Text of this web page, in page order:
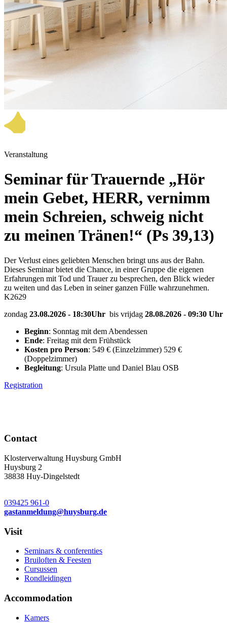
Veranstaltung
Seminar für Trauernde „Hör
mein Gebet, HERR, vernimm
mein Schreien, schweig nicht
zu meinen Tränen!“ (Ps 39,13)
Der Verlust eines geliebten Menschen bringt uns aus der Bahn.
Dieses Seminar bietet die Chance, in einer Gruppe die eigenen
Erfahrungen mit Tod und Trauer zu besprechen, den Blick wieder
zu weiten und das Leben in seiner ganzen Fülle wahrzunehmen.
K2629
zondag 23.08.2026 - 18:30Uhr bis vrijdag 28.08.2026 - 09:30 Uhr
Beginn: Sonntag mit dem Abendessen
Ende: Freitag mit dem Frühstück
Kosten pro Person: 549 € (Einzelzimmer) 529 €
(Doppelzimmer)
Begleitung: Ursula Platte und Daniel Blau OSB
Registration
Contact
Klosterverwaltung Huysburg GmbH
Huysburg 2
38838 Huy-Dingelstedt
039425 961-0
gastanmeldung@huysburg.de
Visit
Seminars & conferenties
Bruiloften & Feesten
Cursussen
Rondleidingen
Accommodation
Kamers